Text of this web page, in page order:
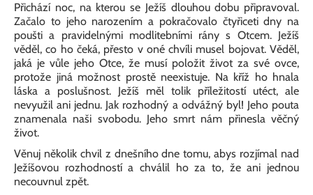
Přichází noc, na kterou se Ježíš dlouhou dobu připravoval.
Začalo to jeho narozením a pokračovalo čtyřiceti dny na
poušti a pravidelnými modlitebními rány s Otcem. Ježíš
věděl, co ho čeká, přesto v oné chvíli musel bojovat. Věděl,
jaká je vůle jeho Otce, že musí položit život za své ovce,
protože jiná možnost prostě neexistuje. Na kříž ho hnala
láska a poslušnost. Ježíš měl tolik příležitostí utéct, ale
nevyužil ani jednu. Jak rozhodný a odvážný byl! Jeho pouta
znamenala naši svobodu. Jeho smrt nám přinesla věčný
život.
Věnuj několik chvil z dnešního dne tomu, abys rozjímal nad
Ježíšovou rozhodností a chválil ho za to, že ani jednou
necouvnul zpět.